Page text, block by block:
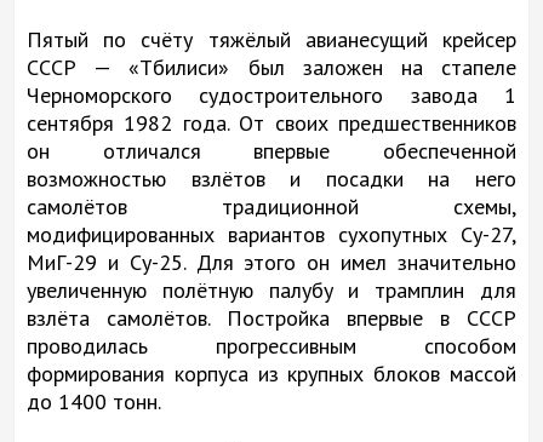
Пятый по счёту тяжёлый авианесущий крейсер
СССР — «Тбилиси» был заложен на стапеле
Черноморского судостроительного завода 1
сентября 1982 года. От своих предшественников
он отличался впервые обеспеченной
возможностью взлётов и посадки на него
самолётов традиционной схемы,
модифицированных вариантов сухопутных Су-27,
МиГ-29 и Су-25. Для этого он имел значительно
увеличенную полётную палубу и трамплин для
взлёта самолётов. Постройка впервые в СССР
проводилась прогрессивным способом
формирования корпуса из крупных блоков массой
до 1400 тонн.